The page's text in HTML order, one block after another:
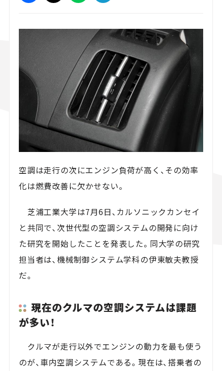
空調は走行の次にエンジン負荷が高く、その効率
化は燃費改善に欠かせない。
芝浦工業大学は7月6日、カルソニックカンセイ
と共同で、次世代型の空調システムの開発に向け
た研究を開始したことを発表した。同大学の研究
担当者は、機械制御システム学科の伊東敏夫教授
だ。
現在のクルマの空調システムは課題
が多い！
クルマが走行以外でエンジンの動力を最も使う
のが、車内空調システムである。現在は、搭乗者の
スズキ ジムニー｜Suzuki Jimny
スズキ｜Suzuki
マツダ｜Mazda
マツダ ロードスター｜Mazda Roadster